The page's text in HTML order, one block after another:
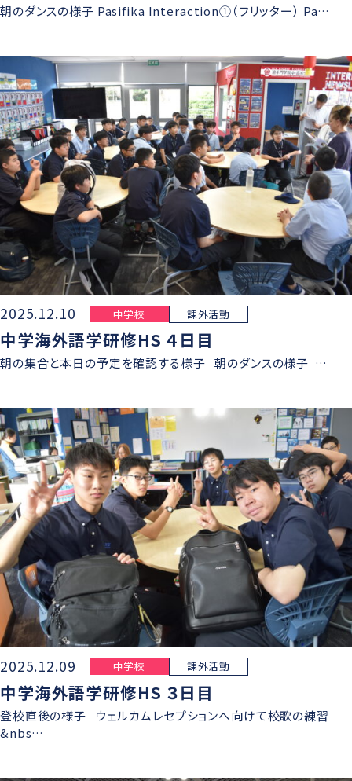
朝のダンスの様子 Pasifika Interaction①（フリッター） Pa…
2025.12.10 中学校 課外活動
中学海外語学研修HS ４日目
朝の集合と本日の予定を確認する様子 朝のダンスの様子 …
2025.12.09 中学校 課外活動
中学海外語学研修HS ３日目
登校直後の様子 ウェルカムレセプションへ向けて校歌の練習
&nbs…